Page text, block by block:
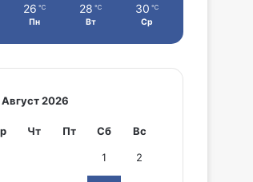
26 ℃
Пн
28 ℃
Вт
30 ℃
Ср
Август 2026
Чт Пт Сб Вс
1 2